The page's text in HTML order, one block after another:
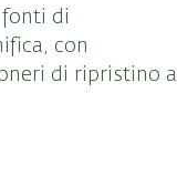
di
con
di ripristino a